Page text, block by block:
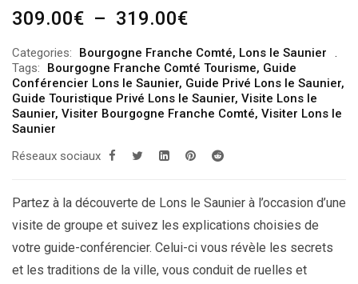
309.00€ – 319.00€Plage
prix :
309.00€
à
Categories: Bourgogne Franche Comté, Lons le Saunier
Tags:
Bourgogne Franche Comté Tourisme, Guide
Conférencier Lons le Saunier, Guide Privé Lons le Saunier,
Guide Touristique Privé Lons le Saunier, Visite Lons le
Saunier, Visiter Bourgogne Franche Comté, Visiter Lons le
Saunier
Réseaux sociaux
Partez à la découverte de Lons le Saunier à l’occasion d’une
visite de groupe et suivez les explications choisies de
votre guide-conférencier. Celui-ci vous révèle les secrets
et les traditions de la ville, vous conduit de ruelles et